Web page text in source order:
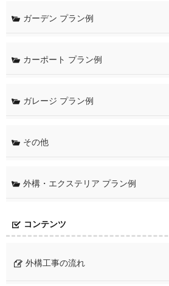
ガーデン プラン例
カーポート プラン例
ガレージ プラン例
その他
外構・エクステリア プラン例
コンテンツ
外構工事の流れ